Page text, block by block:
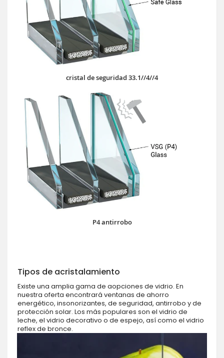
cristal de seguridad 33.1//4//4
P4 antirrobo
Tipos de acristalamiento
Existe una amplia gama de aopciones de vidrio. En
nuestra oferta encontrará ventanas de ahorro
energético, insonorizantes, de seguridad, antirrobo y de
protección solar. Los más populares son el vidrio de
leche, el vidrio decorativo o de espejo, así como el vidrio
reflex de bronce.